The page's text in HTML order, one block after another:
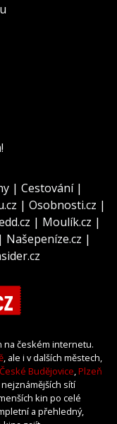
| Cestování|
| Osobnosti.cz |
| Moulík.cz |
| Našepeníze.cz |
českém internetu.
, ale i v dalších městech,
České Budějovice,Plzeň
sítí
kin po celé
a přehledný,